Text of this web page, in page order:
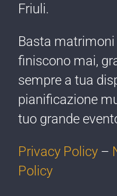
Friuli.
Basta
finiscono mai,
sempre a tua
pianificazione
tuo grande
Privacy Policy –
Policy